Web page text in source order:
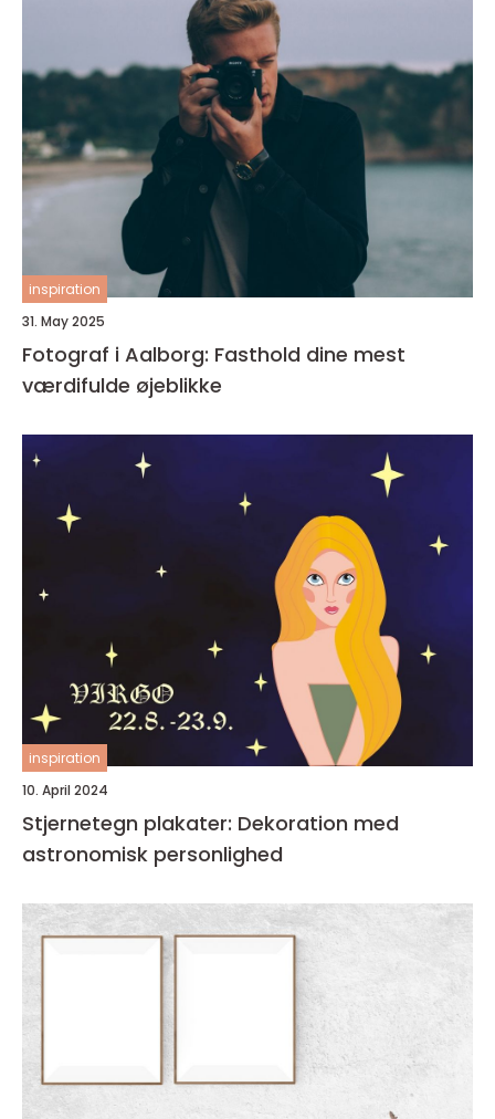
inspiration
31. May 2025
Fotograf i Aalborg: Fasthold dine mest
værdifulde øjeblikke
inspiration
10. April 2024
Stjernetegn plakater: Dekoration med
astronomisk personlighed